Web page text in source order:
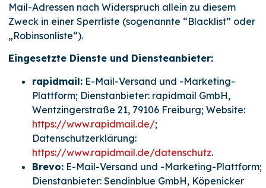
Mail-Adressen nach Widerspruch allein zu diesem
Zweck in einer Sperrliste (sogenannte “Blacklist” oder
„Robinsonliste“).
Eingesetzte Dienste und Diensteanbieter:
rapidmail: E-Mail-Versand und -Marketing-
Plattform; Dienstanbieter: rapidmail GmbH,
Wentzingerstraße 21, 79106 Freiburg; Website:
https://www.rapidmail.de/;
Datenschutzerklärung:
https://www.rapidmail.de/datenschutz.
Brevo: E-Mail-Versand und -Marketing-Plattform;
Dienstanbieter: Sendinblue GmbH, Köpenicker